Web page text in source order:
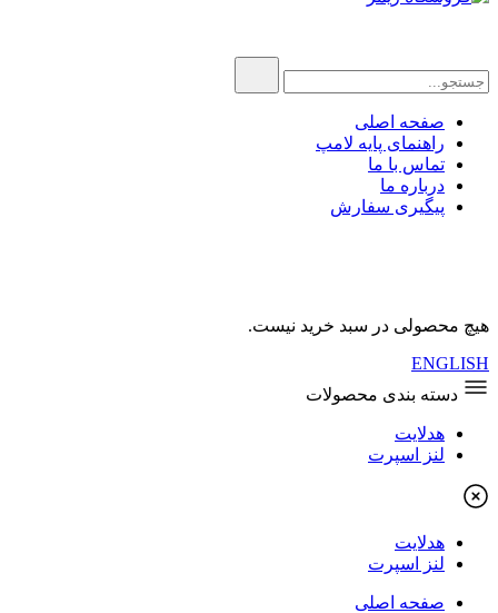
صفحه اصلی
راهنمای پایه لامپ
تماس با ما
درباره ما
پیگیری سفارش
هیچ محصولی در سبد خرید نیست.
ENGLISH
دسته بندی محصولات
هدلایت
لنز اسپرت
هدلایت
لنز اسپرت
صفحه اصلی